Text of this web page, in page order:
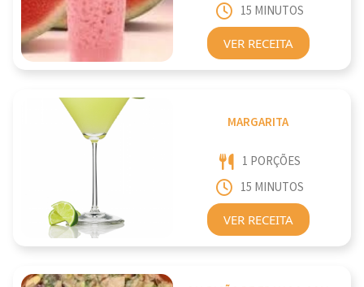
15 MINUTOS
VER RECEITA
MARGARITA
1 PORÇÕES
15 MINUTOS
VER RECEITA